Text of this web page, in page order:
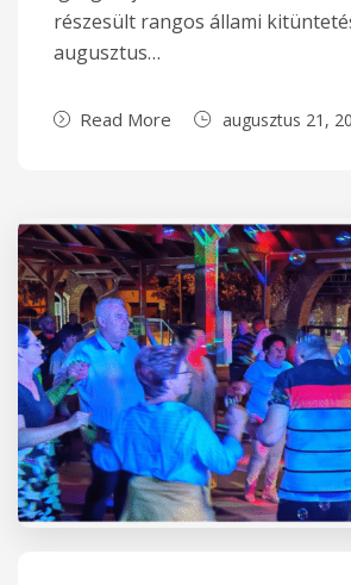
részesült rangos állami
augusztus…
Read More augusztus 21,